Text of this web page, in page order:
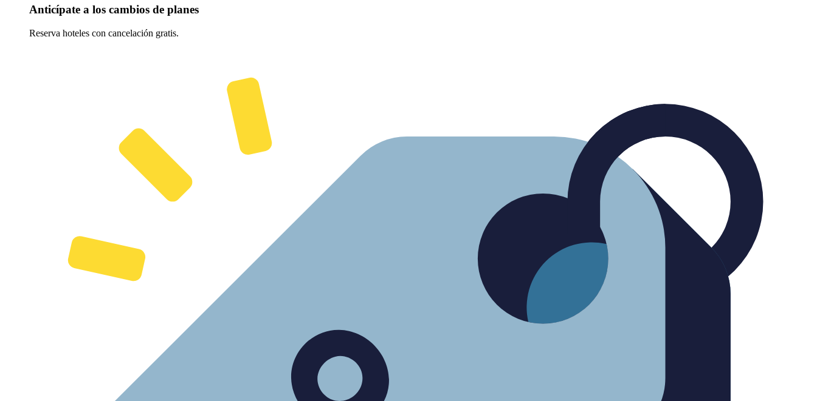
Anticípate a los cambios de planes
Reserva hoteles con cancelación gratis.